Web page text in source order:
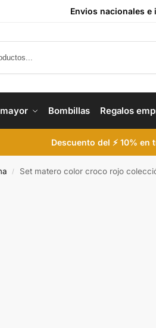
Envios nacionales e
Bombillas Regalos
Descuento del ⚡ 10% en
/ Set matero color croco rojo